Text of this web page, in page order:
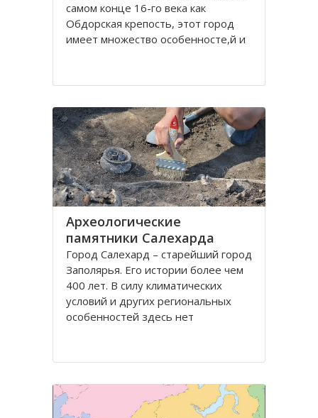
самом конце 16-го века как
Обдорская крепость, этот город
имеет множество особенносте,й и
архитектуре, памятниках,
самых
Археологические
памятники Салехарда
Город Салехард – старейший город
Заполярья. Его истории более чем
400 лет. В силу климатических
условий и других региональных
особенностей здесь нет
очень мало. Но на территории
обнаружены стоянки и
захоронения